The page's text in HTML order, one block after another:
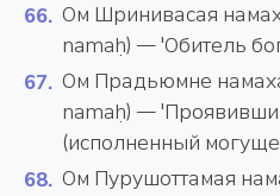
Ом Шринивасая
namaḥ) — 'Обитель
Ом Прадьюмне
namaḥ) —
(исполненный
Ом Пурушоттамая